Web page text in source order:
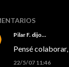
Pilar F. dijo…
Pensé
22/5/07 11:46